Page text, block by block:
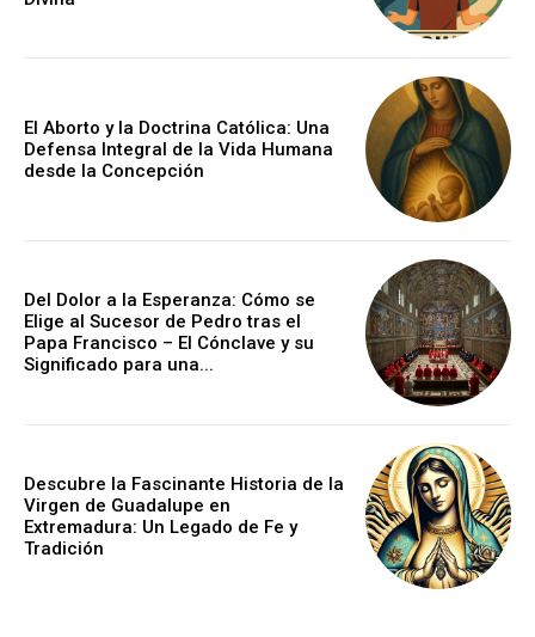
El Aborto y la Doctrina Católica: Una
Defensa Integral de la Vida Humana
desde la Concepción
Del Dolor a la Esperanza: Cómo se
Elige al Sucesor de Pedro tras el
Papa Francisco – El Cónclave y su
Significado para una...
Descubre la Fascinante Historia de la
Virgen de Guadalupe en
Extremadura: Un Legado de Fe y
Tradición